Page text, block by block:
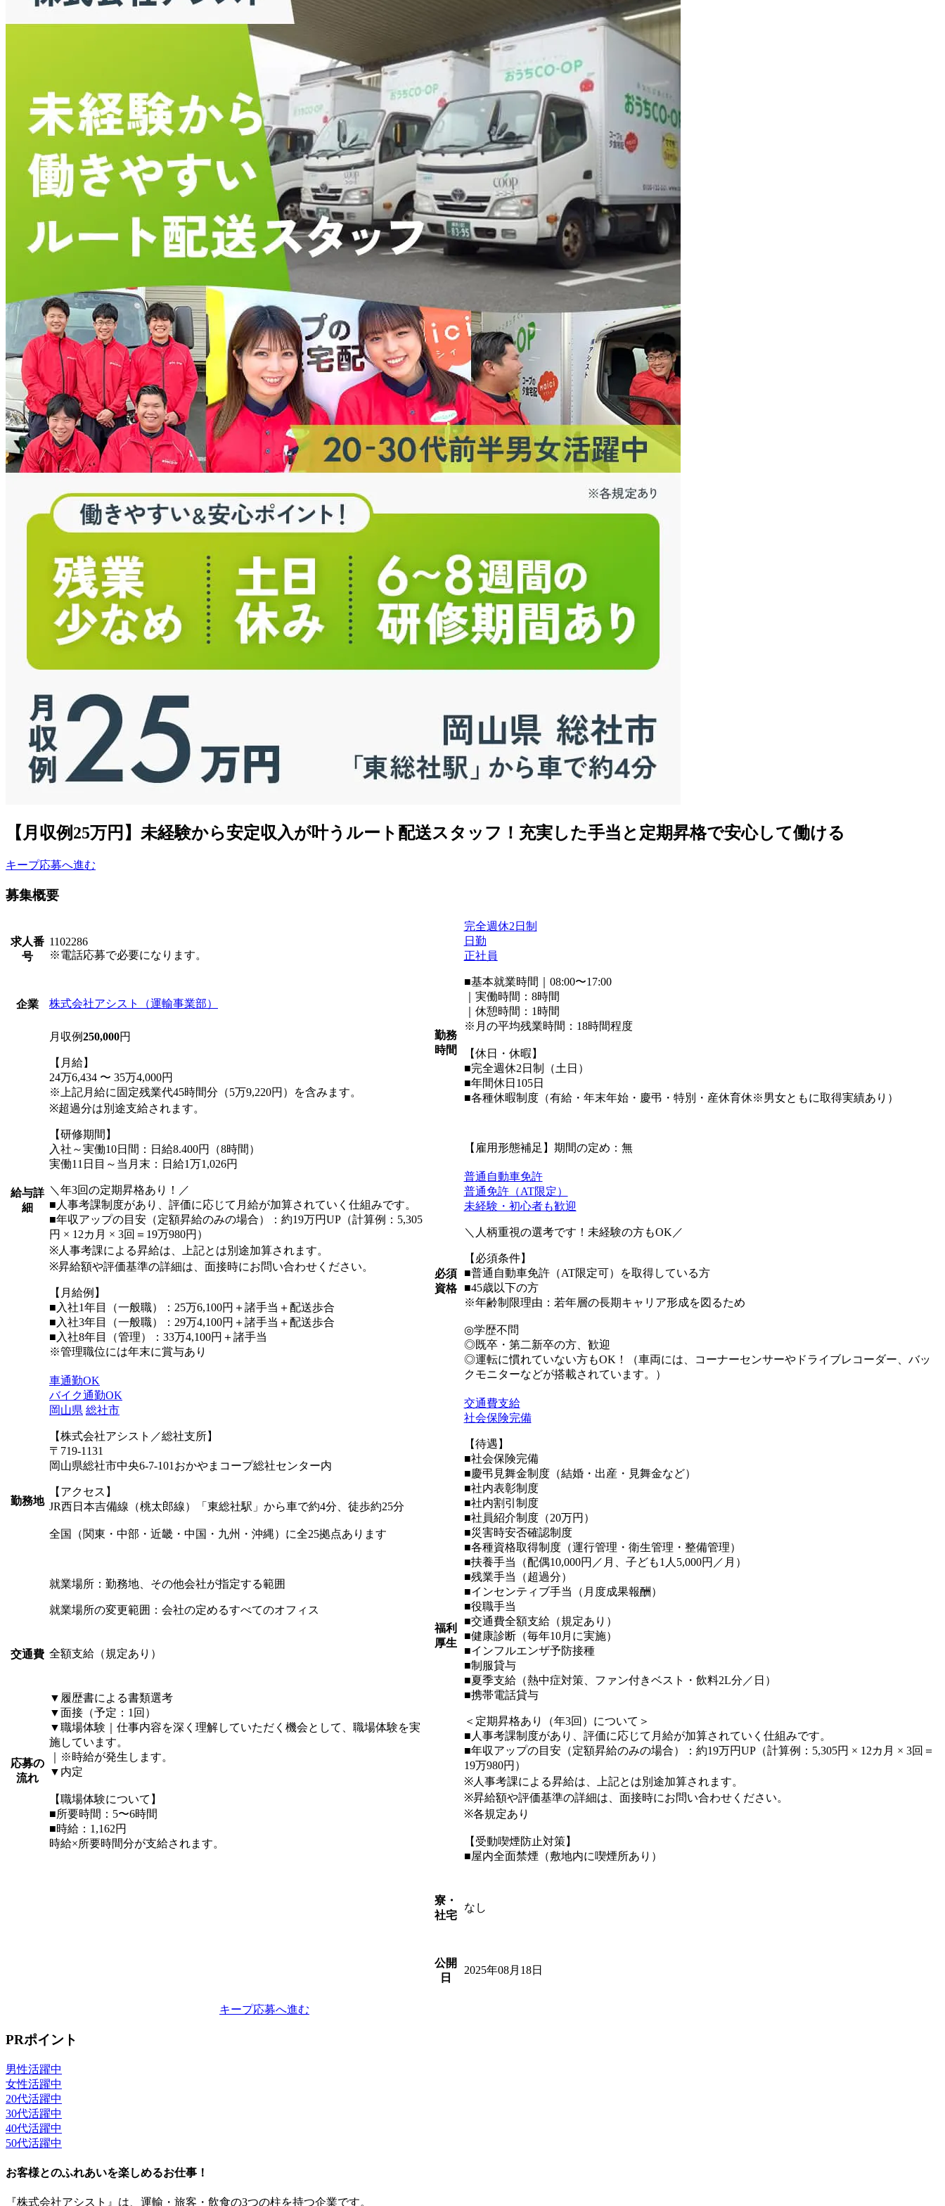
【月収例25万円】未経験から安定収入が叶うルート配送スタッフ！充実した手当と定期昇格で安心して働ける
キープ応募へ進む
募集概要
求人番
号
1102286
※電話応募で必要になります。
企業 株式会社アシスト（運輸事業部）
給与詳
細
月収例250,000円
【月給】
24万6,434 〜 35万4,000円
※上記月給に固定残業代45時間分（5万9,220円）を含みます。
※超過分は別途支給されます。
【研修期間】
入社～実働10日間：日給8.400円（8時間）
実働11日目～当月末：日給1万1,026円
＼年3回の定期昇格あり！／
■人事考課制度があり、評価に応じて月給が加算されていく仕組みです。
■年収アップの目安（定額昇給のみの場合）：約19万円UP（計算例：5,305
円 × 12カ月 × 3回＝19万980円）
※人事考課による昇給は、上記とは別途加算されます。
※昇給額や評価基準の詳細は、面接時にお問い合わせください。
【月給例】
■入社1年目（一般職）：25万6,100円＋諸手当＋配送歩合
■入社3年目（一般職）：29万4,100円＋諸手当＋配送歩合
■入社8年目（管理）：33万4,100円＋諸手当
※管理職位には年末に賞与あり
勤務地
車通勤OK
バイク通勤OK
岡山県 総社市
【株式会社アシスト／総社支所】
〒719-1131
岡山県総社市中央6-7-101おかやまコープ総社センター内
【アクセス】
JR西日本吉備線（桃太郎線）「東総社駅」から車で約4分、徒歩約25分
全国（関東・中部・近畿・中国・九州・沖縄）に全25拠点あります
就業場所：勤務地、その他会社が指定する範囲
就業場所の変更範囲：会社の定めるすべてのオフィス
交通費 全額支給（規定あり）
応募の
流れ
▼履歴書による書類選考
▼面接（予定：1回）
▼職場体験｜仕事内容を深く理解していただく機会として、職場体験を実
施しています。
｜※時給が発生します。
▼内定
【職場体験について】
■所要時間：5〜6時間
■時給：1,162円
時給×所要時間分が支給されます。
勤務
時間
完全週休2日制
日勤
正社員
■基本就業時間｜08:00〜17:00
｜実働時間：8時間
｜休憩時間：1時間
※月の平均残業時間：18時間程度
【休日・休暇】
■完全週休2日制（土日）
■年間休日105日
■各種休暇制度（有給・年末年始・慶弔・特別・産休育休※男女ともに取得実績あり）
【雇用形態補足】期間の定め：無
必須
資格
普通自動車免許
普通免許（AT限定）
未経験・初心者も歓迎
＼人柄重視の選考です！未経験の方もOK／
【必須条件】
■普通自動車免許（AT限定可）を取得している方
■45歳以下の方
※年齢制限理由：若年層の長期キャリア形成を図るため
◎学歴不問
◎既卒・第二新卒の方、歓迎
◎運転に慣れていない方もOK！（車両には、コーナーセンサーやドライブレコーダー、バッ
クモニターなどが搭載されています。）
福利
厚生
交通費支給
社会保険完備
【待遇】
■社会保険完備
■慶弔見舞金制度（結婚・出産・見舞金など）
■社内表彰制度
■社内割引制度
■社員紹介制度（20万円）
■災害時安否確認制度
■各種資格取得制度（運行管理・衛生管理・整備管理）
■扶養手当（配偶10,000円／月、子ども1人5,000円／月）
■残業手当（超過分）
■インセンティブ手当（月度成果報酬）
■役職手当
■交通費全額支給（規定あり）
■健康診断（毎年10月に実施）
■インフルエンザ予防接種
■制服貸与
■夏季支給（熱中症対策、ファン付きベスト・飲料2L分／日）
■携帯電話貸与
＜定期昇格あり（年3回）について＞
■人事考課制度があり、評価に応じて月給が加算されていく仕組みです。
■年収アップの目安（定額昇給のみの場合）：約19万円UP（計算例：5,305円 × 12カ月 × 3回＝
19万980円）
※人事考課による昇給は、上記とは別途加算されます。
※昇給額や評価基準の詳細は、面接時にお問い合わせください。
※各規定あり
【受動喫煙防止対策】
■屋内全面禁煙（敷地内に喫煙所あり）
寮・
社宅
なし
公開
日
2025年08月18日
キープ応募へ進む
PRポイント
男性活躍中
女性活躍中
20代活躍中
30代活躍中
40代活躍中
50代活躍中
お客様とのふれあいを楽しめるお仕事！
『株式会社アシスト』は、運輸・旅客・飲食の3つの柱を持つ企業です。